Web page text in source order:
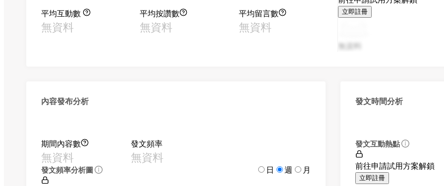
平均互動數
無資料
平均按讚數
無資料
平均留言數
無資料
立即註冊
無資料
內容發布分析
期間內容數
無資料
發文頻率
無資料
發文頻率分析圖 日 週 月
發文時間分析
發文互動熱點
前往申請試用方案解鎖
立即註冊